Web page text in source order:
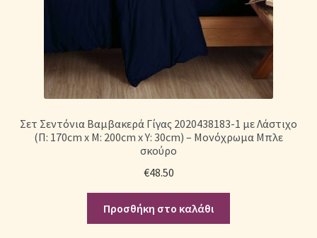
Σετ Σεντόνια Βαμβακερά Γίγας 2020438183-1 με Λάστιχο
(Π: 170cm x Μ: 200cm x Υ: 30cm) – Μονόχρωμα Μπλε
σκούρο
€48.50
Προσθήκη στο καλάθι